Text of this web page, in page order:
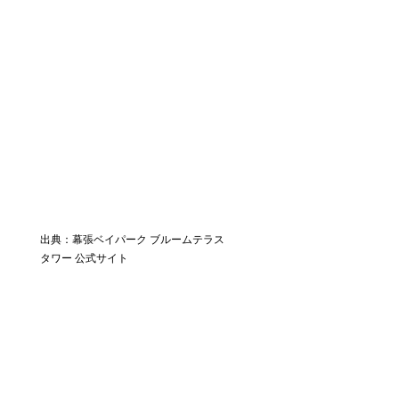
出典：幕張ベイパーク ブルームテラス
タワー 公式サイト